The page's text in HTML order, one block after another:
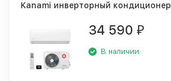
Kanami инверторный кондиционер
34 590 ₽
В наличии